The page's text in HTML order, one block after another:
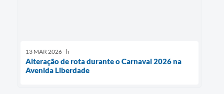
13 MAR 2026 - h
Alteração de rota durante o Carnaval 2026 na
Avenida Liberdade